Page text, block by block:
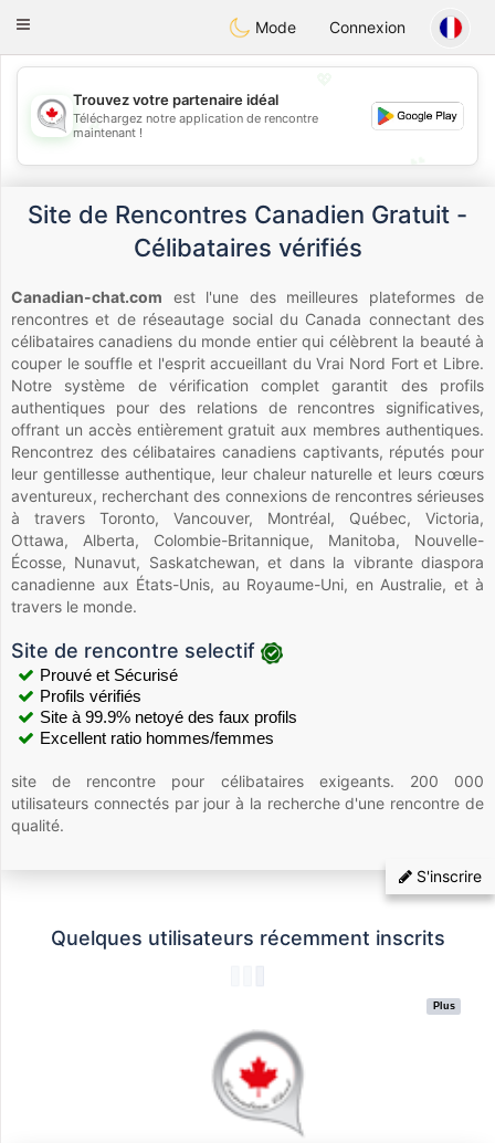
CANADIAN chat
Toggle
Mode Connexion
💖
Trouvez votre partenaire idéal
Téléchargez notre application de rencontre
maintenant !
Site de Rencontres Canadien Gratuit -
Célibataires vérifiés
Canadian-chat.com est l'une des meilleures plateformes de
rencontres et de réseautage social du Canada connectant des
célibataires canadiens du monde entier qui célèbrent la beauté à
couper le souffle et l'esprit accueillant du Vrai Nord Fort et Libre.
Notre système de vérification complet garantit des profils
authentiques pour des relations de rencontres significatives,
offrant un accès entièrement gratuit aux membres authentiques.
Rencontrez des célibataires canadiens captivants, réputés pour
leur gentillesse authentique, leur chaleur naturelle et leurs cœurs
aventureux, recherchant des connexions de rencontres sérieuses
à travers Toronto, Vancouver, Montréal, Québec, Victoria,
Ottawa, Alberta, Colombie-Britannique, Manitoba, Nouvelle-
Écosse, Nunavut, Saskatchewan, et dans la vibrante diaspora
canadienne aux États-Unis, au Royaume-Uni, en Australie, et à
travers le monde.
Site de rencontre selectif
Prouvé et Sécurisé
Profils vérifiés
Site à 99.9% netoyé des faux profils
Excellent ratio hommes/femmes
site de rencontre pour célibataires exigeants. 200 000
utilisateurs connectés par jour à la recherche d'une rencontre de
qualité.
S'inscrire
Quelques utilisateurs récemment inscrits
Plus